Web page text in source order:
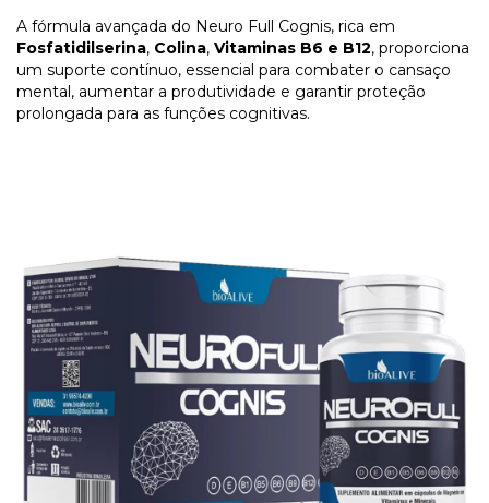
A fórmula avançada do Neuro Full Cognis, rica em
Fosfatidilserina, Colina, Vitaminas B6 e B12, proporciona
um suporte contínuo, essencial para combater o cansaço
mental, aumentar a produtividade e garantir proteção
prolongada para as funções cognitivas.